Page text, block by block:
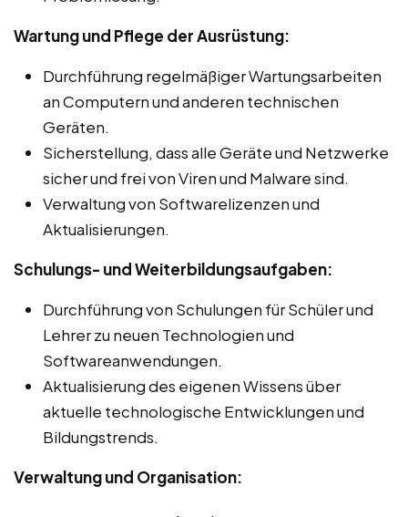
Wartung und Pflege der Ausrüstung:
Durchführung regelmäßiger Wartungsarbeiten
an Computern und anderen technischen
Geräten.
Sicherstellung, dass alle Geräte und Netzwerke
sicher und frei von Viren und Malware sind.
Verwaltung von Softwarelizenzen und
Aktualisierungen.
Schulungs- und Weiterbildungsaufgaben:
Durchführung von Schulungen für Schüler und
Lehrer zu neuen Technologien und
Softwareanwendungen.
Aktualisierung des eigenen Wissens über
aktuelle technologische Entwicklungen und
Bildungstrends.
Verwaltung und Organisation: